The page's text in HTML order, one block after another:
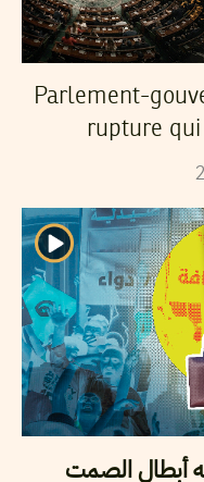
Parlement-
rupture qui
أبطال الصمت